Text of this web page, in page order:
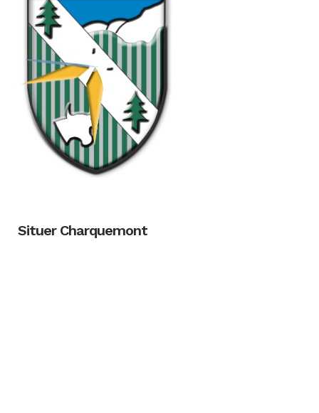
Situer Charquemont